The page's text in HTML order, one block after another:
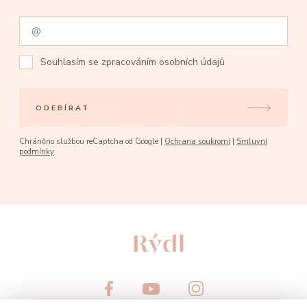
Souhlasím se zpracováním osobních údajů
ODEBÍRAT
Chráněno službou reCaptcha od Google | Ochrana soukromí
Smluvní
podmínky